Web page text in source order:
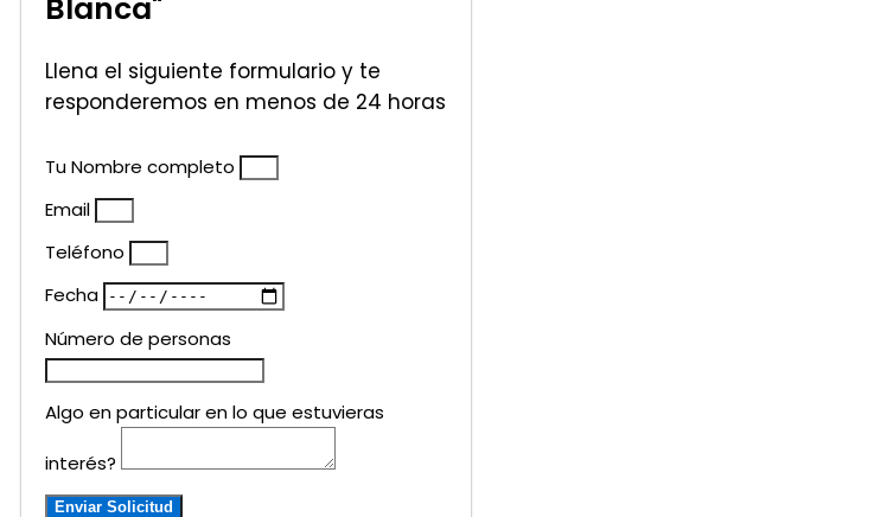
Blanca"
Llena el siguiente formulario y te
responderemos en menos de 24 horas
Tu Nombre completo
Email
Teléfono
Fecha
Número de personas
Algo en particular en lo que estuvieras
interés?
Enviar Solicitud